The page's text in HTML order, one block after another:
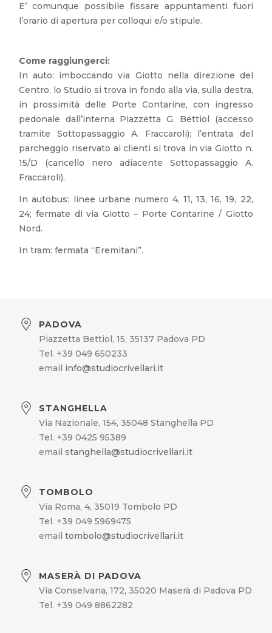
E’ comunque possibile fissare appuntamenti fuori
l’orario di apertura per colloqui e/o stipule.
Come raggiungerci:
In auto: imboccando via Giotto nella direzione del
Centro, lo Studio si trova in fondo alla via, sulla destra,
in prossimità delle Porte Contarine, con ingresso
pedonale dall’interna Piazzetta G. Bettiol (accesso
tramite Sottopassaggio A. Fraccaroli); l’entrata del
parcheggio riservato ai clienti si trova in via Giotto n.
15/D (cancello nero adiacente Sottopassaggio A.
Fraccaroli).
In autobus: linee urbane numero 4, 11, 13, 16, 19, 22,
24; fermate di via Giotto – Porte Contarine / Giotto
Nord.
In tram: fermata “Eremitani”.
PADOVA
Piazzetta Bettiol, 15, 35137 Padova PD
Tel. +39 049 650233
email info@studiocrivellari.it
STANGHELLA
Via Nazionale, 154, 35048 Stanghella PD
Tel. +39 0425 95389
emailstanghella@studiocrivellari.it
TOMBOLO
Via Roma, 4, 35019 Tombolo PD
Tel. +39 049 5969475
emailtombolo@studiocrivellari.it
MASERÀ DI PADOVA
Via Conselvana, 172, 35020 Maserà di Padova PD
Tel. +39 049 8862282